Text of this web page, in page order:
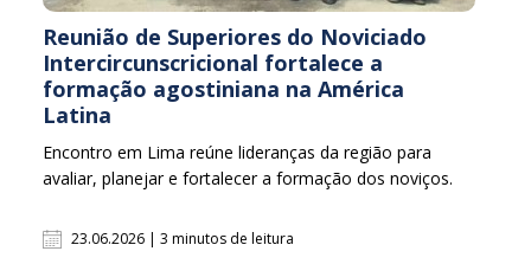
Reunião de Superiores do Noviciado
Intercircunscricional fortalece a
formação agostiniana na América
Latina
Encontro em Lima reúne lideranças da região para
avaliar, planejar e fortalecer a formação dos noviços.
23.06.2026 | 3 minutos de leitura